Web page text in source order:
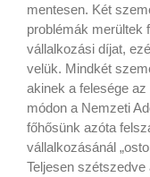
mentesen. Két
problémák merültek
vállalkozási díjat,
velük. Mindkét
akinek a felesége
módon a Nemzeti
főhősünk azóta
vállalkozásánál
Teljesen